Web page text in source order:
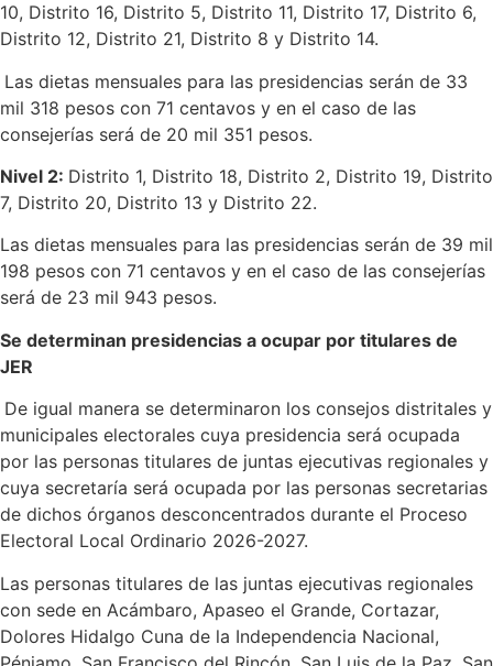
10, Distrito 16, Distrito 5, Distrito 11, Distrito 17, Distrito 6,
Distrito 12, Distrito 21, Distrito 8 y Distrito 14.
Las dietas mensuales para las presidencias serán de 33
mil 318 pesos con 71 centavos y en el caso de las
consejerías será de 20 mil 351 pesos.
Nivel 2: Distrito 1, Distrito 18, Distrito 2, Distrito 19, Distrito
7, Distrito 20, Distrito 13 y Distrito 22.
Las dietas mensuales para las presidencias serán de 39 mil
198 pesos con 71 centavos y en el caso de las consejerías
será de 23 mil 943 pesos.
Se determinan presidencias a ocupar por titulares de
JER
De igual manera se determinaron los consejos distritales y
municipales electorales cuya presidencia será ocupada
por las personas titulares de juntas ejecutivas regionales y
cuya secretaría será ocupada por las personas secretarias
de dichos órganos desconcentrados durante el Proceso
Electoral Local Ordinario 2026-2027.
Las personas titulares de las juntas ejecutivas regionales
con sede en Acámbaro, Apaseo el Grande, Cortazar,
Dolores Hidalgo Cuna de la Independencia Nacional,